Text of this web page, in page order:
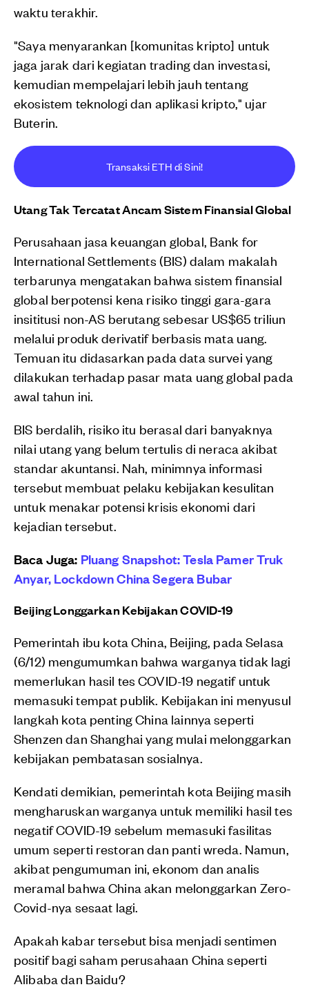
waktu terakhir.
"Saya menyarankan [komunitas kripto] untuk
jaga jarak dari kegiatan trading dan investasi,
kemudian mempelajari lebih jauh tentang
ekosistem teknologi dan aplikasi kripto," ujar
Buterin.
Transaksi ETH di Sini!
Utang Tak Tercatat Ancam Sistem Finansial Global
Perusahaan jasa keuangan global, Bank for
International Settlements (BIS) dalam makalah
terbarunya mengatakan bahwa sistem finansial
global berpotensi kena risiko tinggi gara-gara
insititusi non-AS berutang sebesar US$65 triliun
melalui produk derivatif berbasis mata uang.
Temuan itu didasarkan pada data survei yang
dilakukan terhadap pasar mata uang global pada
awal tahun ini.
BIS berdalih, risiko itu berasal dari banyaknya
nilai utang yang belum tertulis di neraca akibat
standar akuntansi. Nah, minimnya informasi
tersebut membuat pelaku kebijakan kesulitan
untuk menakar potensi krisis ekonomi dari
kejadian tersebut.
Baca Juga: Pluang Snapshot: Tesla Pamer Truk
Anyar, Lockdown China Segera Bubar
Beijing Longgarkan Kebijakan COVID-19
Pemerintah ibu kota China, Beijing, pada Selasa
(6/12) mengumumkan bahwa warganya tidak lagi
memerlukan hasil tes COVID-19 negatif untuk
memasuki tempat publik. Kebijakan ini menyusul
langkah kota penting China lainnya seperti
Shenzen dan Shanghai yang mulai melonggarkan
kebijakan pembatasan sosialnya.
Kendati demikian, pemerintah kota Beijing masih
mengharuskan warganya untuk memiliki hasil tes
negatif COVID-19 sebelum memasuki fasilitas
umum seperti restoran dan panti wreda. Namun,
akibat pengumuman ini, ekonom dan analis
meramal bahwa China akan melonggarkan Zero-
Covid-nya sesaat lagi.
Apakah kabar tersebut bisa menjadi sentimen
positif bagi saham perusahaan China seperti
Alibaba dan Baidu?